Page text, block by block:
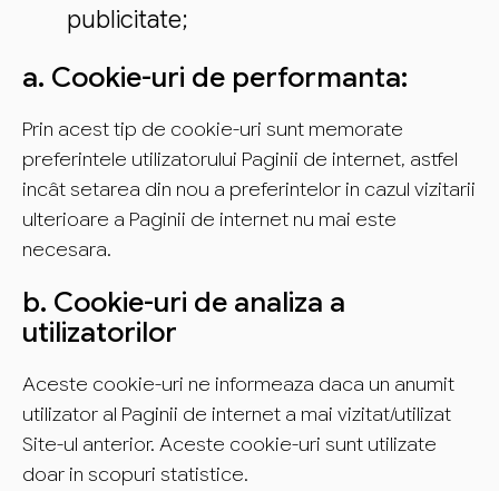
publicitate;
a. Cookie-uri de performanta:
Prin acest tip de cookie-uri sunt memorate
preferintele utilizatorului Paginii de internet, astfel
incât setarea din nou a preferintelor in cazul vizitarii
ulterioare a Paginii de internet nu mai este
necesara.
b. Cookie-uri de analiza a
utilizatorilor
Aceste cookie-uri ne informeaza daca un anumit
utilizator al Paginii de internet a mai vizitat/utilizat
Site-ul anterior. Aceste cookie-uri sunt utilizate
doar in scopuri statistice.